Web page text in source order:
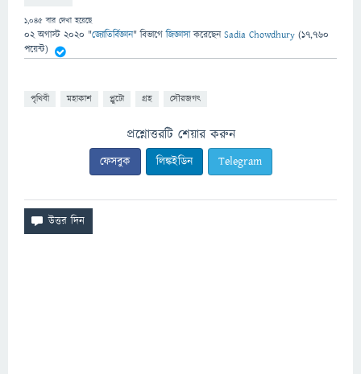
1,045 বার দেখা হয়েছে
02 অগাস্ট 2020 "জ্যোতির্বিজ্ঞান" বিভাগে জিজ্ঞাসাকরেছেনSadia Chowdhury (17,760
পয়েন্ট)
পৃথিবী মহাকাশ প্লুটো গ্রহ সৌরজগৎ
প্রশ্নোত্তরটি শেয়ার করুন
ফেসবুক লিঙ্কইডিন Telegram